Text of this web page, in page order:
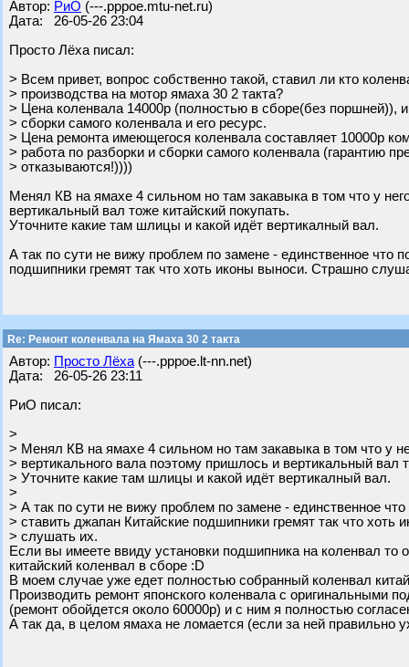
Автор: РиО (---.pppoe.mtu-net.ru)
Дата: 26-05-26 23:04
Просто Лёха писал:
> Всем привет, вопрос собственно такой, ставил ли кто
> производства на мотор ямаха 30 2 такта?
> Цена коленвала 14000р (полностью в сборе(без поршней)),
> сборки самого коленвала и его ресурс.
> Цена ремонта имеющегося коленвала составляет 10000р
> работа по разборки и сборки самого коленвала (гарантию
> отказываются!))))
Менял КВ на ямахе 4 сильном но там закавыка в том что у
вертикальный вал тоже китайский покупать.
Уточните какие там шлицы и какой идёт вертикалный вал.
А так по сути не вижу проблем по замене - единственное что
подшипники гремят так что хоть иконы выноси. Страшно
Re: Ремонт коленвала на Ямаха 30 2 такта
Автор: Просто Лёха (---.pppoe.lt-nn.net)
Дата: 26-05-26 23:11
РиО писал:
>
> Менял КВ на ямахе 4 сильном но там закавыка в том что у
> вертикального вала поэтому пришлось и вертикальный вал
> Уточните какие там шлицы и какой идёт вертикалный вал.
>
> А так по сути не вижу проблем по замене - единственное
> ставить джапан Китайские подшипники гремят так что хоть
> слушать их.
Если вы имеете ввиду установки подшипника на коленвал
китайский коленвал в сборе :D
В моем случае уже едет полностью собранный коленвал
Производить ремонт японского коленвала с оригинальными
(ремонт обойдется около 60000р) и с ним я полностью
А так да, в целом ямаха не ломается (если за ней правильно